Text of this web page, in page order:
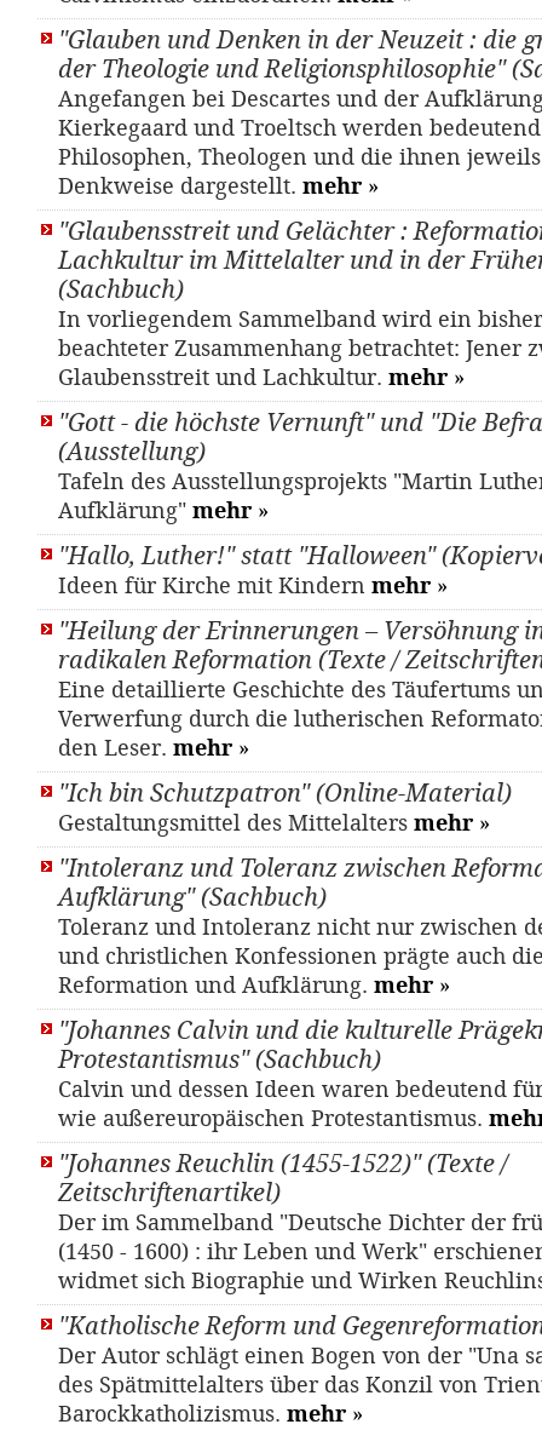
"Glauben und Denken in der Neuzeit : die
der Theologie und Religionsphilosophie"
Angefangen bei Descartes und der
Kierkegaard und Troeltsch werden
Philosophen, Theologen und die ihnen
Denkweise dargestellt. mehr »
"Glaubensstreit und Gelächter :
Lachkultur im Mittelalter und in der
(Sachbuch)
In vorliegendem Sammelband wird ein
beachteter Zusammenhang betrachtet: Jener
Glaubensstreit und Lachkultur. mehr »
"Gott - die höchste Vernunft" und "Die
(Ausstellung)
Tafeln des Ausstellungsprojekts "Martin
Aufklärung" mehr »
"Hallo, Luther!" statt "Halloween"
Ideen für Kirche mit Kindern mehr »
"Heilung der Erinnerungen – Versöhnung
radikalen Reformation (Texte /
Eine detaillierte Geschichte des Täufertums
Verwerfung durch die lutherischen
den Leser. mehr »
"Ich bin Schutzpatron" (Online-Material)
Gestaltungsmittel des Mittelalters mehr »
"Intoleranz und Toleranz zwischen
Aufklärung" (Sachbuch)
Toleranz und Intoleranz nicht nur zwischen
und christlichen Konfessionen prägte auch
Reformation und Aufklärung. mehr »
"Johannes Calvin und die kulturelle
Protestantismus" (Sachbuch)
Calvin und dessen Ideen waren bedeutend
wie außereuropäischen Protestantismus.
"Johannes Reuchlin (1455-1522)" (Texte /
Zeitschriftenartikel)
Der im Sammelband "Deutsche Dichter der
(1450 - 1600) : ihr Leben und Werk"
widmet sich Biographie und Wirken
"Katholische Reform und
Der Autor schlägt einen Bogen von der "Una
des Spätmittelalters über das Konzil von
Barockkatholizismus. mehr »